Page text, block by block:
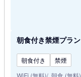
朝食付き禁煙プラン
朝食付き
禁煙
WiFi (無料) 朝食 (無料)